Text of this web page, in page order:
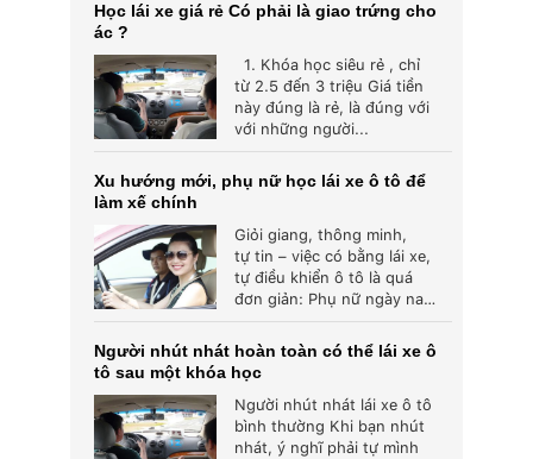
Học lái xe giá rẻ Có phải là giao trứng cho
ác ?
1. Khóa học siêu rẻ , chỉ
từ 2.5 đến 3 triệu Giá tiền
này đúng là rẻ, là đúng với
với những người...
Xu hướng mới, phụ nữ học lái xe ô tô để
làm xế chính
Giỏi giang, thông minh,
tự tin – việc có bằng lái xe,
tự điều khiển ô tô là quá
đơn giản: Phụ nữ ngày nay
không...
Người nhút nhát hoàn toàn có thể lái xe ô
tô sau một khóa học
Người nhút nhát lái xe ô tô
bình thường Khi bạn nhút
nhát, ý nghĩ phải tự mình